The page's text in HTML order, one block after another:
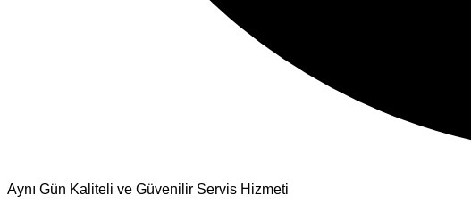
Aynı Gün Kaliteli ve Güvenilir Servis Hizmeti